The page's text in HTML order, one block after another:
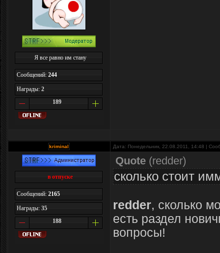
Я все равно им стану
Сообщений: 244
Награды: 2
189
kriminal Дата: Понедельник, 22.08.2011, 14:48 |
в отпуске
Сообщений: 2165
Награды: 35
188
Quote(redder)
сколько стоит
redder, сколько
есть раздел
вопросы!